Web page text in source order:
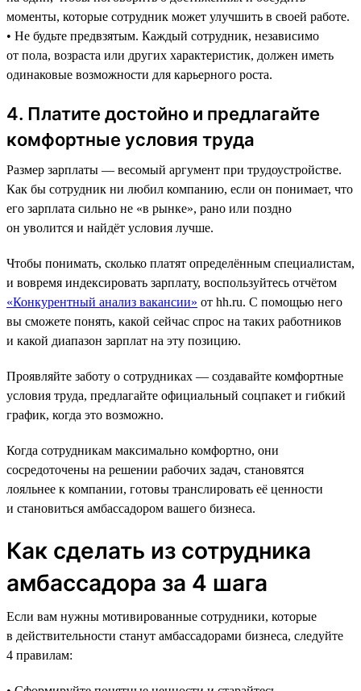
моменты, которые сотрудник может улучшить в своей работе.
• Не будьте предвзятым. Каждый сотрудник, независимо
от пола, возраста или других характеристик, должен иметь
одинаковые возможности для карьерного роста.
4. Платите достойно и предлагайте
комфортные условия труда
Размер зарплаты — весомый аргумент при трудоустройстве.
Как бы сотрудник ни любил компанию, если он понимает, что
его зарплата сильно не «в рынке», рано или поздно
он уволится и найдёт условия лучше.
Чтобы понимать, сколько платят определённым специалистам,
и вовремя индексировать зарплату, воспользуйтесь отчётом
«Конкурентный анализ вакансии» от hh.ru. С помощью него
вы сможете понять, какой сейчас спрос на таких работников
и какой диапазон зарплат на эту позицию.
Проявляйте заботу о сотрудниках — создавайте комфортные
условия труда, предлагайте официальный соцпакет и гибкий
график, когда это возможно.
Когда сотрудникам максимально комфортно, они
сосредоточены на решении рабочих задач, становятся
лояльнее к компании, готовы транслировать её ценности
и становиться амбассадором вашего бизнеса.
Как сделать из сотрудника
амбассадора за 4 шага
Если вам нужны мотивированные сотрудники, которые
в действительности станут амбассадорами бизнеса, следуйте
4 правилам: